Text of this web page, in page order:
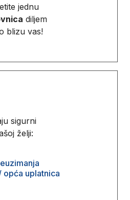
jednu
diljem
blizu vas!
sigurni
želji:
opća uplatnica